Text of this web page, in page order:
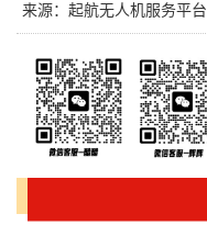
来源：起航无人机服务平台